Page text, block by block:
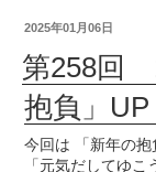
2025年01月06日
第258回
抱負」UP
今回は 「新年の抱
「元気だしてゆ